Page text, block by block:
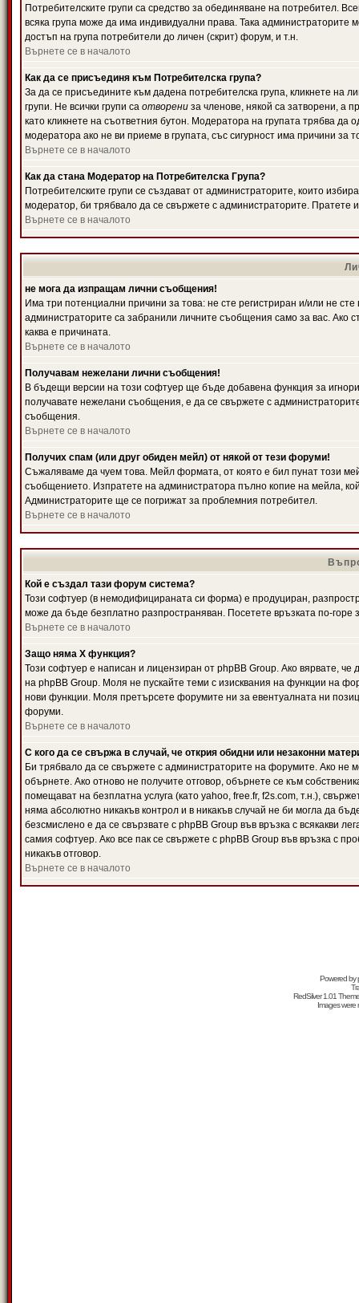
Потребителските групи са средство за обединяване на потребител.
всяка група може да има индивидуални права. Така
достъп на група потребители до личен (скрит) форум, и т.н.
Върнете се в началото
Как да се присъединя към Потребителска група?
За да се присъедините към дадена потребителска група, кликнете на
групи. Не всички групи са отворени за членове, някой са затворени, а
като кликнете на съответния бутон. Модератора на групата трябва
модератора ако не ви приеме в групата, със сигурност има причини за
Върнете се в началото
Как да стана Модератор на Потребителска Група?
Потребителските групи се създават от администраторите, които
модератор, би трябвало да се свържете с администраторите.
Върнете се в началото
не мога да изпращам лични съобщения!
Има три потенциални причини за това: не сте регистриран и/или не
администраторите са забранили личните съобщения само за вас. Ако
каква е причината.
Върнете се в началото
Получавам нежелани лични съобщения!
В бъдещи версии на този софтуер ще бъде добавена функция за
получавате нежелани съобщения, е да се свържете с
съобщения.
Върнете се в началото
Получих спам (или друг обиден мейл) от някой от тези форуми!
Съжаляваме да чуем това. Мейл формата, от която е бил пунат този
съобщението. Изпратете на администратора пълно копие на мейла,
Администраторите ще се погрижат за проблемния потребител.
Върнете се в началото
Кой е създал тази форум система?
Този софтуер (в немодифицираната си форма) е продуциран,
може да бъде безплатно разпространяван. Посетете връзката по-горе
Върнете се в началото
Защо няма X функция?
Този софтуер е написан и лицензиран от phpBB Group. Ако вярвате,
на phpBB Group. Моля не пускайте теми с изисквания на функции на
нови функции. Моля претърсете форумите ни за евентуалната ни
форуми.
Върнете се в началото
С кого да се свържа в случай, че открия обидни или незаконни
Би трябвало да се свържете с администраторите на форумите. Ако не
обърнете. Ако отново не получите отговор, обърнете се към
помещават на безплатна услуга (като yahoo, free.fr, f2s.com, т.н.),
няма абсолютно никакъв контрол и в никакъв случай не би могла да
безсмислено е да се свързвате с phpBB Group във връзка с всякакви
самия софтуер. Ако все пак се свържете с phpBB Group във връзка с
никакъв отговор.
Върнете се в началото
Powered by
RedSilver 1.01
Images were